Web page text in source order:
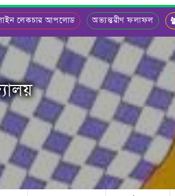
লেকচার আপলোড অভ্যন্তরীণ ফলাফল